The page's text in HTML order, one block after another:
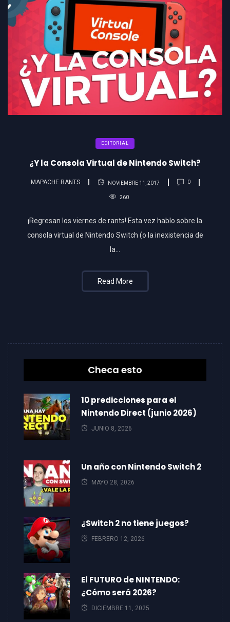
EDITORIAL
¿Y la Consola Virtual de Nintendo Switch?
MAPACHE RANTS NOVIEMBRE 11, 2017 0
260
¡Regresan los viernes de rants! Esta vez hablo sobre la
consola virtual de Nintendo Switch (o la inexistencia de
la…
Read More
Checa esto
10 predicciones para el
Nintendo Direct (junio 2026)
JUNIO 8, 2026
Un año con Nintendo Switch 2
MAYO 28, 2026
¿Switch 2 no tiene juegos?
FEBRERO 12, 2026
El FUTURO de NINTENDO:
¿Cómo será 2026?
DICIEMBRE 11, 2025